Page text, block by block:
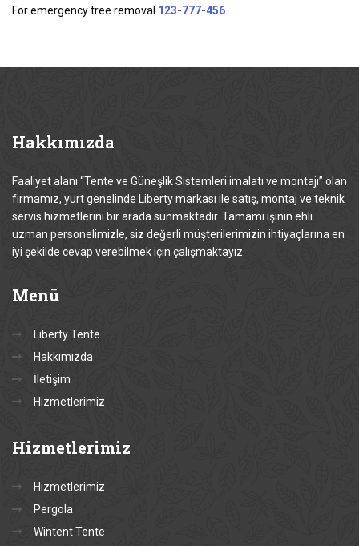
For emergency tree removal 123-777-456
Hakkımızda
Faaliyet alanı “Tente ve Güneşlik Sistemleri imalatı ve montajı” olan
firmamız, yurt genelinde Liberty markası ile satış, montaj ve teknik
servis hizmetlerini bir arada sunmaktadır. Tamamı işinin ehli
uzman personelimizle, siz değerli müşterilerimizin ihtiyaçlarına en
iyi şekilde cevap verebilmek için çalışmaktayız.
Menü
Liberty Tente
Hakkımızda
İletişim
Hizmetlerimiz
Hizmetlerimiz
Hizmetlerimiz
Pergola
Wintent Tente